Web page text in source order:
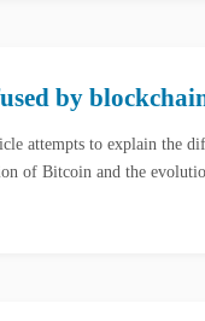
by
attempts to explain the
of Bitcoin and the